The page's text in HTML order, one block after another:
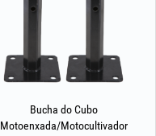
Bucha do Cubo
Motoenxada/Motocultivador